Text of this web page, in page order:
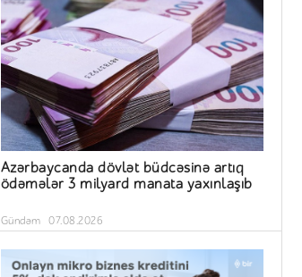
Azərbaycanda dövlət büdcəsinə artıq
ödəmələr 3 milyard manata yaxınlaşıb
Gündəm 07.08.2026